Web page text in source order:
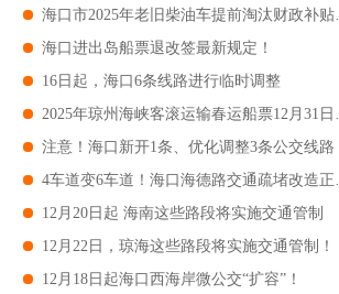
海口进出岛船票退改签最新规定！
16日起，海口6条线路进行临时调整
注意！海口新开1条、优化调整3条公交线路
12月20日起 海南这些路段将实施交通管制
12月22日，琼海这些路段将实施交通管制！
12月18日起海口西海岸微公交“扩容”！